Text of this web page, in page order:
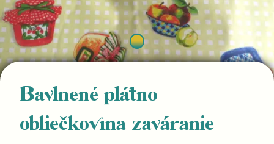
Bavlnené plátno
obliečkovina zaváranie